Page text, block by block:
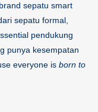
sepatu smart
sepatu formal,
pendukung
punya kesempatan
everyone is born to